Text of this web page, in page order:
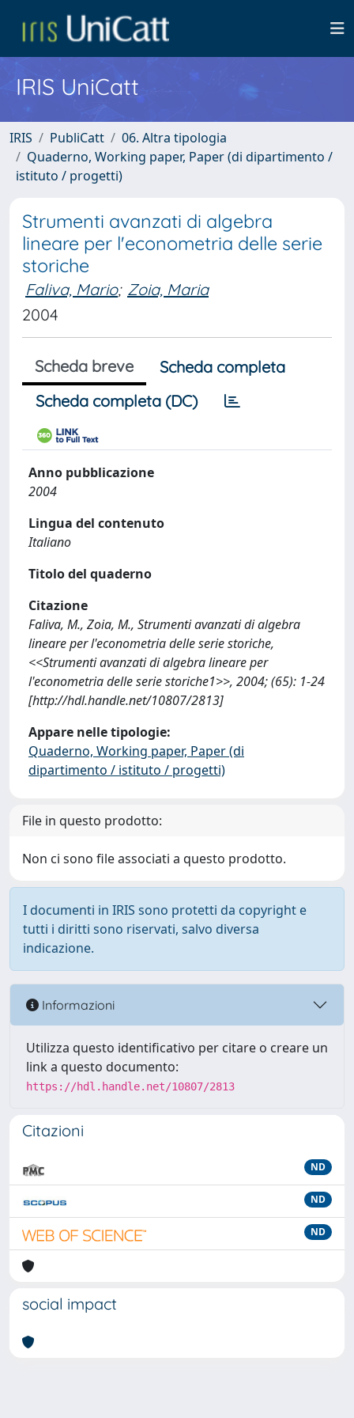
IRIS UniCatt
IRIS PubliCatt
06. Altra tipologia
Quaderno, Working paper, Paper (di dipartimento /
istituto / progetti)
Strumenti avanzati di algebra
lineare per l'econometria delle serie
storiche
Faliva, Mario; Zoia, Maria
2004
Scheda breve
Scheda completa
Scheda completa (DC)
Anno pubblicazione
2004
Lingua del contenuto
Italiano
Titolo del quaderno
Citazione
Faliva, M., Zoia, M., Strumenti avanzati di algebra
lineare per l'econometria delle serie storiche,
<<Strumenti avanzati di algebra lineare per
l'econometria delle serie storiche1>>, 2004; (65): 1-24
[http://hdl.handle.net/10807/2813]
Appare nelle tipologie:
Quaderno, Working paper, Paper (di
dipartimento / istituto / progetti)
File in questo prodotto:
Non ci sono file associati a questo prodotto.
I documenti in IRIS sono protetti da copyright e
tutti i diritti sono riservati, salvo diversa
indicazione.
Informazioni
Utilizza questo identificativo per citare o creare un
link a questo documento:
https://hdl.handle.net/10807/2813
Citazioni
ND
ND
ND
social impact